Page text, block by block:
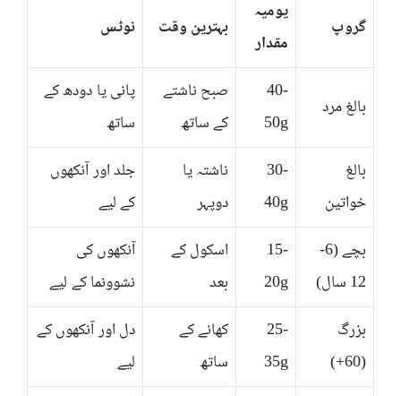
گروپ
یومیہ
مقدار
بہترین وقت نوٹس
بالغ مرد
40-
50g
صبح ناشتے
کے ساتھ
پانی یا دودھ کے
ساتھ
بالغ
خواتین
30-
40g
ناشتہ یا
دوپہر
جلد اور آنکھوں
کے لیے
بچے (6-
12 سال)
15-
20g
اسکول کے
بعد
آنکھوں کی
نشوونما کے لیے
بزرگ
(60+)
25-
35g
کھانے کے
ساتھ
دل اور آنکھوں کے
لیے